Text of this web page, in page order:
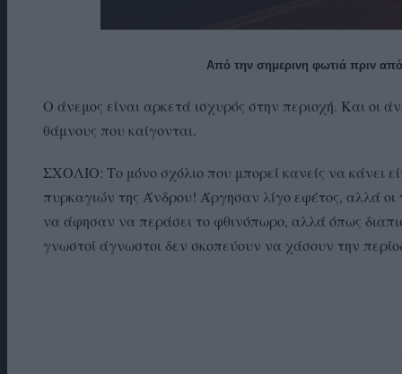
Από την σημερινη φωτιά πριν
Ο άνεμος είναι αρκετά ισχυρός στην περιοχή. Και οι
θάμνους που καίγονται.
ΣΧΟΛΙΟ: Το μόνο σχόλιο που μπορεί κανείς να κάνει
πυρκαγιών της Άνδρου! Άργησαν λίγο εφέτος, αλλά
να άφησαν να περάσει το φθινόπωρο, αλλά όπως
γνωστοί άγνωστοι δεν σκοπεύουν να χάσουν την